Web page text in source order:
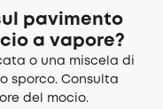
pavimento
a vapore?
o una miscela di
sporco. Consulta
del mocio.